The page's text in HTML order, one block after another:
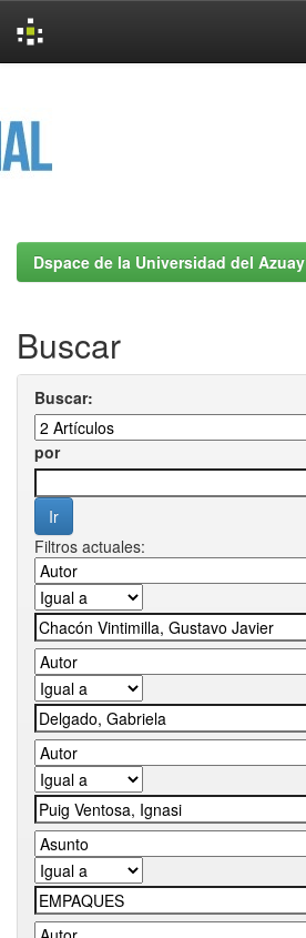
Dspace de la Universidad del Azuay
Buscar
Buscar:
por
Filtros actuales: